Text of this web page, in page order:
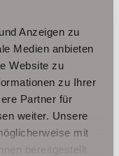
Anzeigen zu
Medien anbieten
Website zu
zu Ihrer
Partner für
weiter. Unsere
mit
bereitgestellt